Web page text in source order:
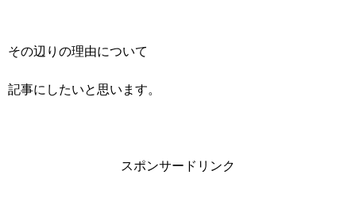
その辺りの理由について
記事にしたいと思います。
スポンサードリンク